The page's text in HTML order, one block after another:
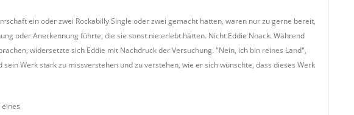
ein oder zwei Rockabilly Single oder zwei gemacht hatten, waren nur zu gerne bereit,
oder Anerkennung führte, die sie sonst nie erlebt hätten. Nicht Eddie Noack. Während
widersetzte sich Eddie mit Nachdruck der Versuchung. "Nein, ich bin reines Land",
Werk stark zu missverstehen und zu verstehen, wie er sich wünschte, dass dieses Werk